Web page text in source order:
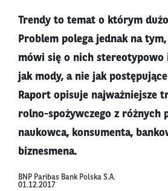
Trendy to temat o którym
Problem polega jednak na
mówi się o nich
jak mody, a nie jak
Raport opisuje najważniejsze
rolno-spożywczego z różnych
naukowca, konsumenta,
biznesmena.
BNP Paribas Bank Polska S.A.
01.12.2017